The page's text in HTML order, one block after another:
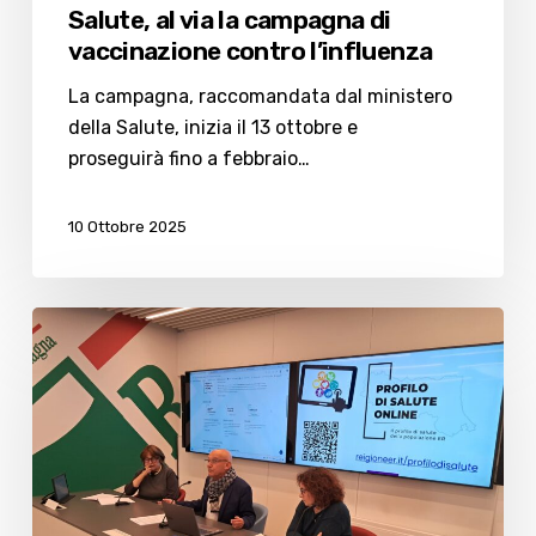
Salute, al via la campagna di
vaccinazione contro l’influenza
La campagna, raccomandata dal ministero
della Salute, inizia il 13 ottobre e
proseguirà fino a febbraio…
10 Ottobre 2025
Sanità,
nasce
il
“Profilo
di
salute”
online